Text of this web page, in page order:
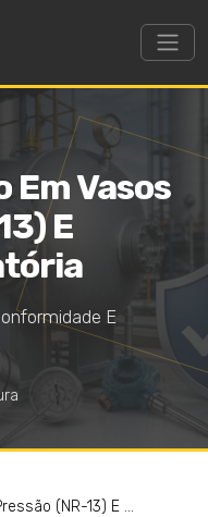
Em Vasos
E
E
E Quando É Obrigatória